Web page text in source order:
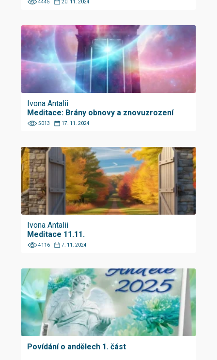
4445 20. 11. 2024
Ivona Antalii
Meditace: Brány obnovy a znovuzrození
5013 17. 11. 2024
Ivona Antalii
Meditace 11.11.
4116 7. 11. 2024
Povídání o andělech 1. část